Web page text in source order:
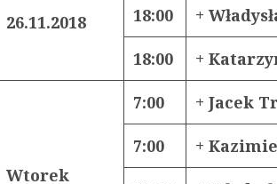
26.11.2018
18:00 +
18:00 +
Wtorek
7:00 + Jacek
7:00 +